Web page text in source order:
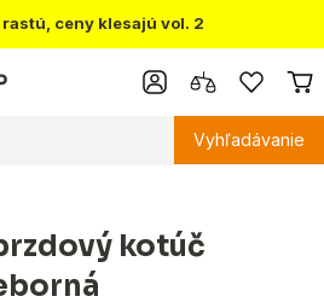
ceny klesajú vol. 2
Vyhľadávanie
kotúč